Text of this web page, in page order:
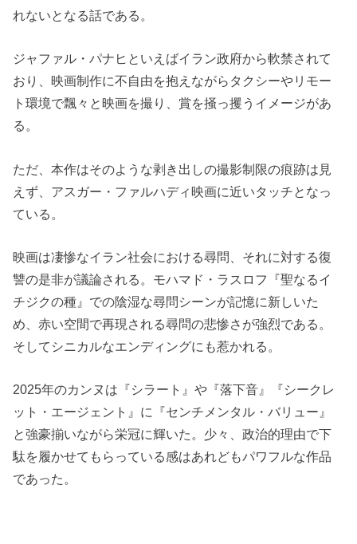
れないとなる話である。
ジャファル・パナヒといえばイラン政府から軟禁されて
おり、映画制作に不自由を抱えながらタクシーやリモー
ト環境で飄々と映画を撮り、賞を掻っ攫うイメージがあ
る。
ただ、本作はそのような剥き出しの撮影制限の痕跡は見
えず、アスガー・ファルハディ映画に近いタッチとなっ
ている。
映画は凄惨なイラン社会における尋問、それに対する復
讐の是非が議論される。モハマド・ラスロフ『聖なるイ
チジクの種』での陰湿な尋問シーンが記憶に新しいた
め、赤い空間で再現される尋問の悲惨さが強烈である。
そしてシニカルなエンディングにも惹かれる。
2025年のカンヌは『シラート』や『落下音』『シークレ
ット・エージェント』に『センチメンタル・バリュー』
と強豪揃いながら栄冠に輝いた。少々、政治的理由で下
駄を履かせてもらっている感はあれどもパワフルな作品
であった。